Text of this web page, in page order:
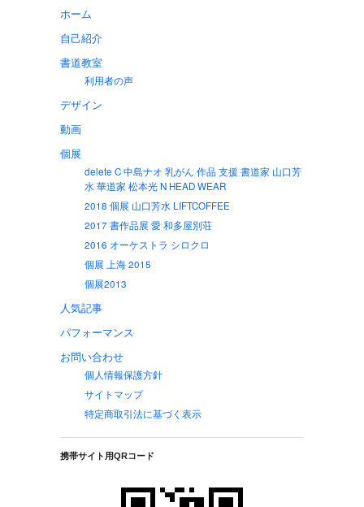
ホーム
自己紹介
書道教室
利用者の声
デザイン
動画
個展
delete C 中島ナオ 乳がん 作品 支援 書道家 山口芳
水 華道家 松本光 N HEAD WEAR
2018 個展 山口芳水 LIFTCOFFEE
2017 書作品展 愛 和多屋別荘
2016 オーケストラ シロクロ
個展 上海 2015
個展2013
人気記事
パフォーマンス
お問い合わせ
個人情報保護方針
サイトマップ
特定商取引法に基づく表示
携帯サイト用QRコード